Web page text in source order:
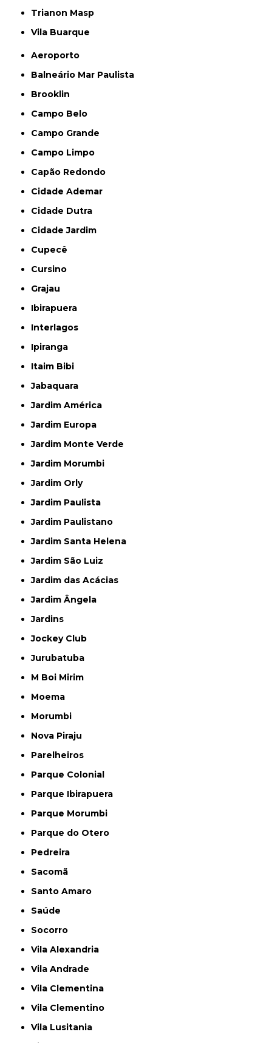
Trianon Masp
Vila Buarque
Aeroporto
Balneário Mar Paulista
Brooklin
Campo Belo
Campo Grande
Campo Limpo
Capão Redondo
Cidade Ademar
Cidade Dutra
Cidade Jardim
Cupecê
Cursino
Grajau
Ibirapuera
Interlagos
Ipiranga
Itaim Bibi
Jabaquara
Jardim América
Jardim Europa
Jardim Monte Verde
Jardim Morumbi
Jardim Orly
Jardim Paulista
Jardim Paulistano
Jardim Santa Helena
Jardim São Luiz
Jardim das Acácias
Jardim Ângela
Jardins
Jockey Club
Jurubatuba
M Boi Mirim
Moema
Morumbi
Nova Piraju
Parelheiros
Parque Colonial
Parque Ibirapuera
Parque Morumbi
Parque do Otero
Pedreira
Sacomã
Santo Amaro
Saúde
Socorro
Vila Alexandria
Vila Andrade
Vila Clementina
Vila Clementino
Vila Lusitania